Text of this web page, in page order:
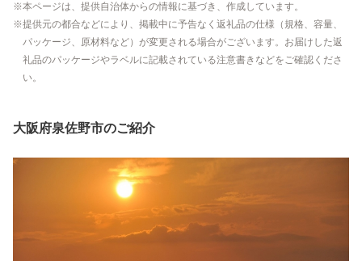
本ページは、提供自治体からの情報に基づき、作成しています。
提供元の都合などにより、掲載中に予告なく返礼品の仕様（規格、容量、
パッケージ、原材料など）が変更される場合がございます。お届けした返
礼品のパッケージやラベルに記載されている注意書きなどをご確認くださ
い。
大阪府泉佐野市のご紹介